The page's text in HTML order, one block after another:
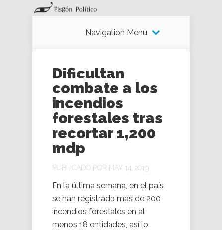
Navigation Menu
Dificultan
combate a los
incendios
forestales tras
recortar 1,200
mdp
PUBLICADO POR MAY 14, 2019
En la última semana, en el país
se han registrado más de 200
incendios forestales en al
menos 18 entidades, así lo